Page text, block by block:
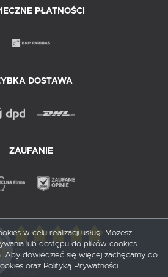
PŁATNOŚCI
DOSTAWA
ZAUFANIE
5/ 5
w celu realizacji usług. Możesz
lub dostępu do plików cookies
Aby dowiedzieć się więcej zachęcamy do
oraz Polityką Prywatności.